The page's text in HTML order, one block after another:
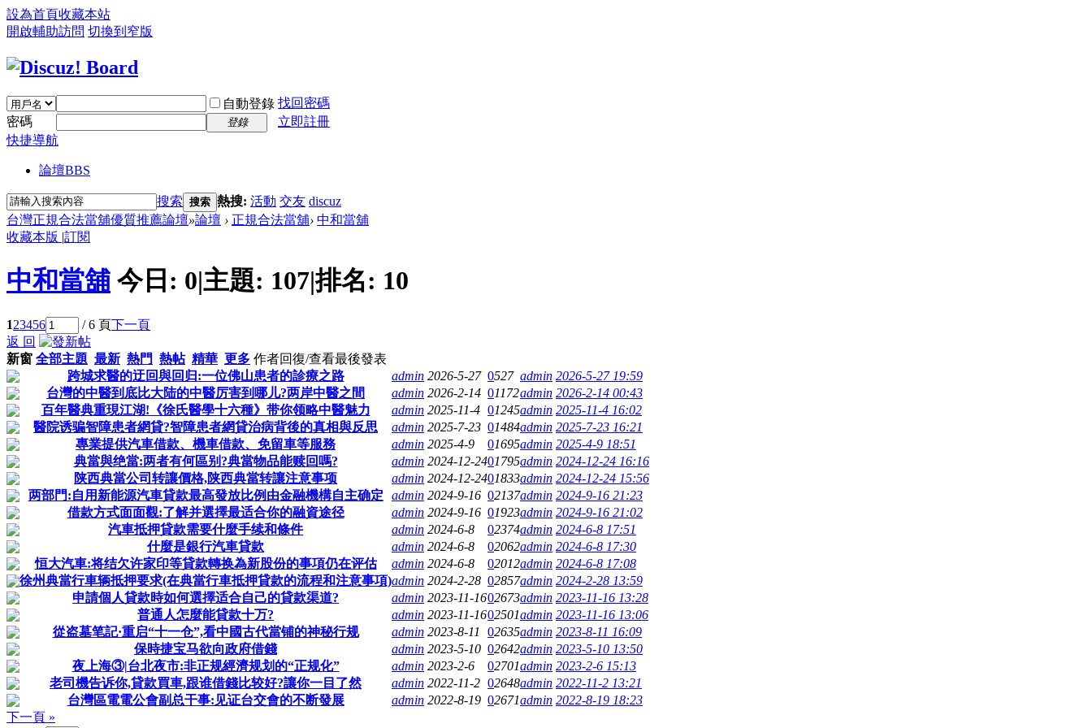
設為首頁收藏本站
開啟輔助訪問 切換到窄版
自動登錄 找回密碼
密碼
登錄
立即註冊
快捷導航
論壇BBS
搜索 搜索 熱搜: 活動 交友 discuz
台灣正規合法當舖優質推薦論壇»論壇 › 正規合法當舖› 中和當舖
收藏本版 |訂閱
中和當舖 今日: 0|主題: 107|排名: 10
123456 / 6 頁下一頁
返 回
新窗 全部主題 最新 熱門 熱帖 精華 更多 作者回復/查看最後發表
跨城求醫的迂回與回归:一位佛山患者的診療之路
admin 2026-5-27 0527 admin 2026-5-27 19:59
台灣的中醫到底比大陆的中醫厉害到哪儿?两岸中醫之間
admin 2026-2-14 01172admin 2026-2-14 00:43
百年醫典重現江湖!《徐氏醫學十六種》带你领略中醫魅力
admin 2025-11-4 01245admin 2025-11-4 16:02
醫院诱骗智障患者網貸?智障患者網貸治病背後的真相與反思
admin 2025-7-23 01484admin 2025-7-23 16:21
專業提供汽車借款、機車借款、免留車等服務
admin 2025-4-9 01695admin 2025-4-9 18:51
典當與绝當:两者有何區别?典當物品能赎回嗎?
admin 2024-12-2401795admin 2024-12-24 16:16
陕西典當公司转讓價格,陕西典當转讓注意事项
admin 2024-12-2401833admin 2024-12-24 15:56
两部門:自用新能源汽車貸款最高發放比例由金融機構自主确定
admin 2024-9-16 02137admin 2024-9-16 21:23
借款方式面面觀:了解并選擇最适合你的融資途径
admin 2024-9-16 01923admin 2024-9-16 21:02
汽車抵押貸款需要什麼手续和條件
admin 2024-6-8 02374admin 2024-6-8 17:51
什麼是銀行汽車貸款
admin 2024-6-8 02062admin 2024-6-8 17:30
恒大汽車:将结欠许家印等貸款轉换為新股份的事項仍在评估
admin 2024-6-8 02012admin 2024-6-8 17:08
徐州典當行車辆抵押要求(在典當行車抵押貸款的流程和注意事項)admin 2024-2-28 02857admin 2024-2-28 13:59
申請個人貸款時如何選擇适合自己的貸款渠道?
admin 2023-11-1602673admin 2023-11-16 13:28
普通人怎麼能貸款十万?
admin 2023-11-1602501admin 2023-11-16 13:06
從盗墓笔記·重启“十一仓”,看中國古代當铺的神秘行规
admin 2023-8-11 02635admin 2023-8-11 16:09
保時捷宝马欲向政府借錢
admin 2023-5-10 02642admin 2023-5-10 13:50
夜上海③|台北夜市:非正规經濟规划的“正规化”
admin 2023-2-6 02701admin 2023-2-6 15:13
老司機告诉你,貸款買車,跟谁借錢比较好?讓你一目了然
admin 2022-11-2 02648admin 2022-11-2 13:21
台灣區電電公會副总干事:见证台交會的不断發展
admin 2022-8-19 02671admin 2022-8-19 18:23
下一頁 »